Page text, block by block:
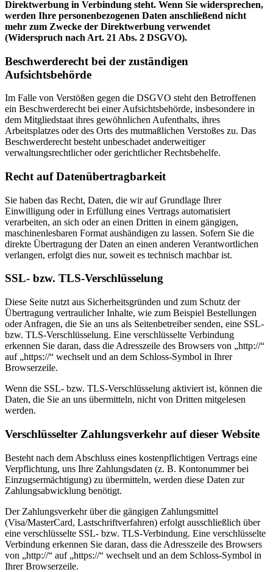
Direktwerbung in Verbindung steht. Wenn Sie widersprechen,
werden Ihre personenbezogenen Daten anschließend nicht
mehr zum Zwecke der Direktwerbung verwendet
(Widerspruch nach Art. 21 Abs. 2 DSGVO).
Beschwerderecht bei der zuständigen
Aufsichtsbehörde
Im Falle von Verstößen gegen die DSGVO steht den Betroffenen
ein Beschwerderecht bei einer Aufsichtsbehörde, insbesondere in
dem Mitgliedstaat ihres gewöhnlichen Aufenthalts, ihres
Arbeitsplatzes oder des Orts des mutmaßlichen Verstoßes zu. Das
Beschwerderecht besteht unbeschadet anderweitiger
verwaltungsrechtlicher oder gerichtlicher Rechtsbehelfe.
Recht auf Datenübertragbarkeit
Sie haben das Recht, Daten, die wir auf Grundlage Ihrer
Einwilligung oder in Erfüllung eines Vertrags automatisiert
verarbeiten, an sich oder an einen Dritten in einem gängigen,
maschinenlesbaren Format aushändigen zu lassen. Sofern Sie die
direkte Übertragung der Daten an einen anderen Verantwortlichen
verlangen, erfolgt dies nur, soweit es technisch machbar ist.
SSL- bzw. TLS-Verschlüsselung
Diese Seite nutzt aus Sicherheitsgründen und zum Schutz der
Übertragung vertraulicher Inhalte, wie zum Beispiel Bestellungen
oder Anfragen, die Sie an uns als Seitenbetreiber senden, eine SSL-
bzw. TLS-Verschlüsselung. Eine verschlüsselte Verbindung
erkennen Sie daran, dass die Adresszeile des Browsers von „http://“
auf „https://“ wechselt und an dem Schloss-Symbol in Ihrer
Browserzeile.
Wenn die SSL- bzw. TLS-Verschlüsselung aktiviert ist, können die
Daten, die Sie an uns übermitteln, nicht von Dritten mitgelesen
werden.
Verschlüsselter Zahlungsverkehr auf dieser Website
Besteht nach dem Abschluss eines kostenpflichtigen Vertrags eine
Verpflichtung, uns Ihre Zahlungsdaten (z. B. Kontonummer bei
Einzugsermächtigung) zu übermitteln, werden diese Daten zur
Zahlungsabwicklung benötigt.
Der Zahlungsverkehr über die gängigen Zahlungsmittel
(Visa/MasterCard, Lastschriftverfahren) erfolgt ausschließlich über
eine verschlüsselte SSL- bzw. TLS-Verbindung. Eine verschlüsselte
Verbindung erkennen Sie daran, dass die Adresszeile des Browsers
von „http://“ auf „https://“ wechselt und an dem Schloss-Symbol in
Ihrer Browserzeile.